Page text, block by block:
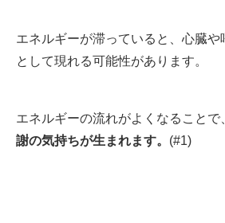
エネルギーが滞っていると、心臓や
として現れる可能性があります。
エネルギーの流れがよくなることで
謝の気持ちが生まれます。 (#1)